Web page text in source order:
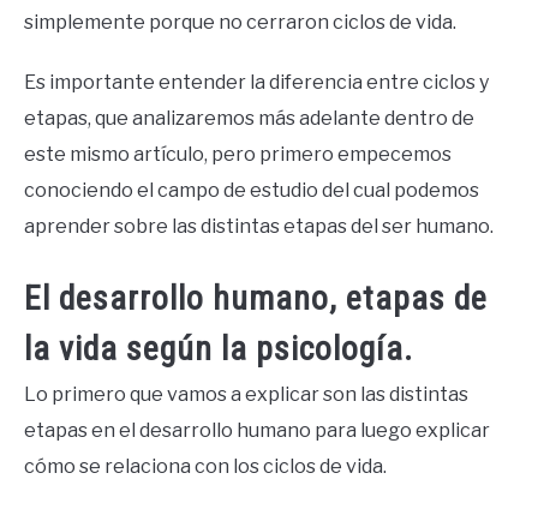
simplemente porque no cerraron ciclos de vida.
Es importante entender la diferencia entre ciclos y
etapas, que analizaremos más adelante dentro de
este mismo artículo, pero primero empecemos
conociendo el campo de estudio del cual podemos
aprender sobre las distintas etapas del ser humano.
El desarrollo humano, etapas de
la vida según la psicología.
Lo primero que vamos a explicar son las distintas
etapas en el desarrollo humano para luego explicar
cómo se relaciona con los ciclos de vida.